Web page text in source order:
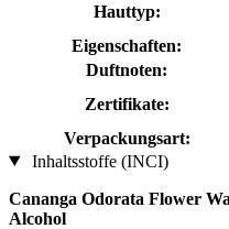
Hauttyp:
Eigenschaften:
Duftnoten:
Zertifikate:
Verpackungsart:
Inhaltsstoffe (INCI)
Cananga Odorata Flower
Alcohol